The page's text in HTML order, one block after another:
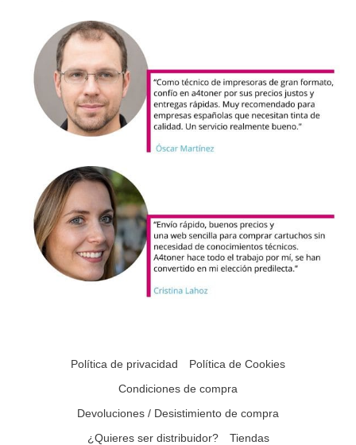
Política de privacidad
Política de Cookies
Condiciones de compra
Devoluciones / Desistimiento de compra
¿Quieres ser distribuidor?
Tiendas